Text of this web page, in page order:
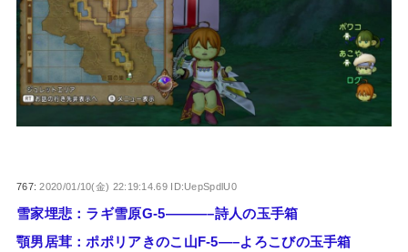
767:2020/01/10(金) 22:19:14.69 ID:UepSpdlU0
雪家埋悲：ラギ雪原G-5———–詩人の玉手箱
顎男居茸：ポポリアきのこ山F-5—–よろこびの玉手箱